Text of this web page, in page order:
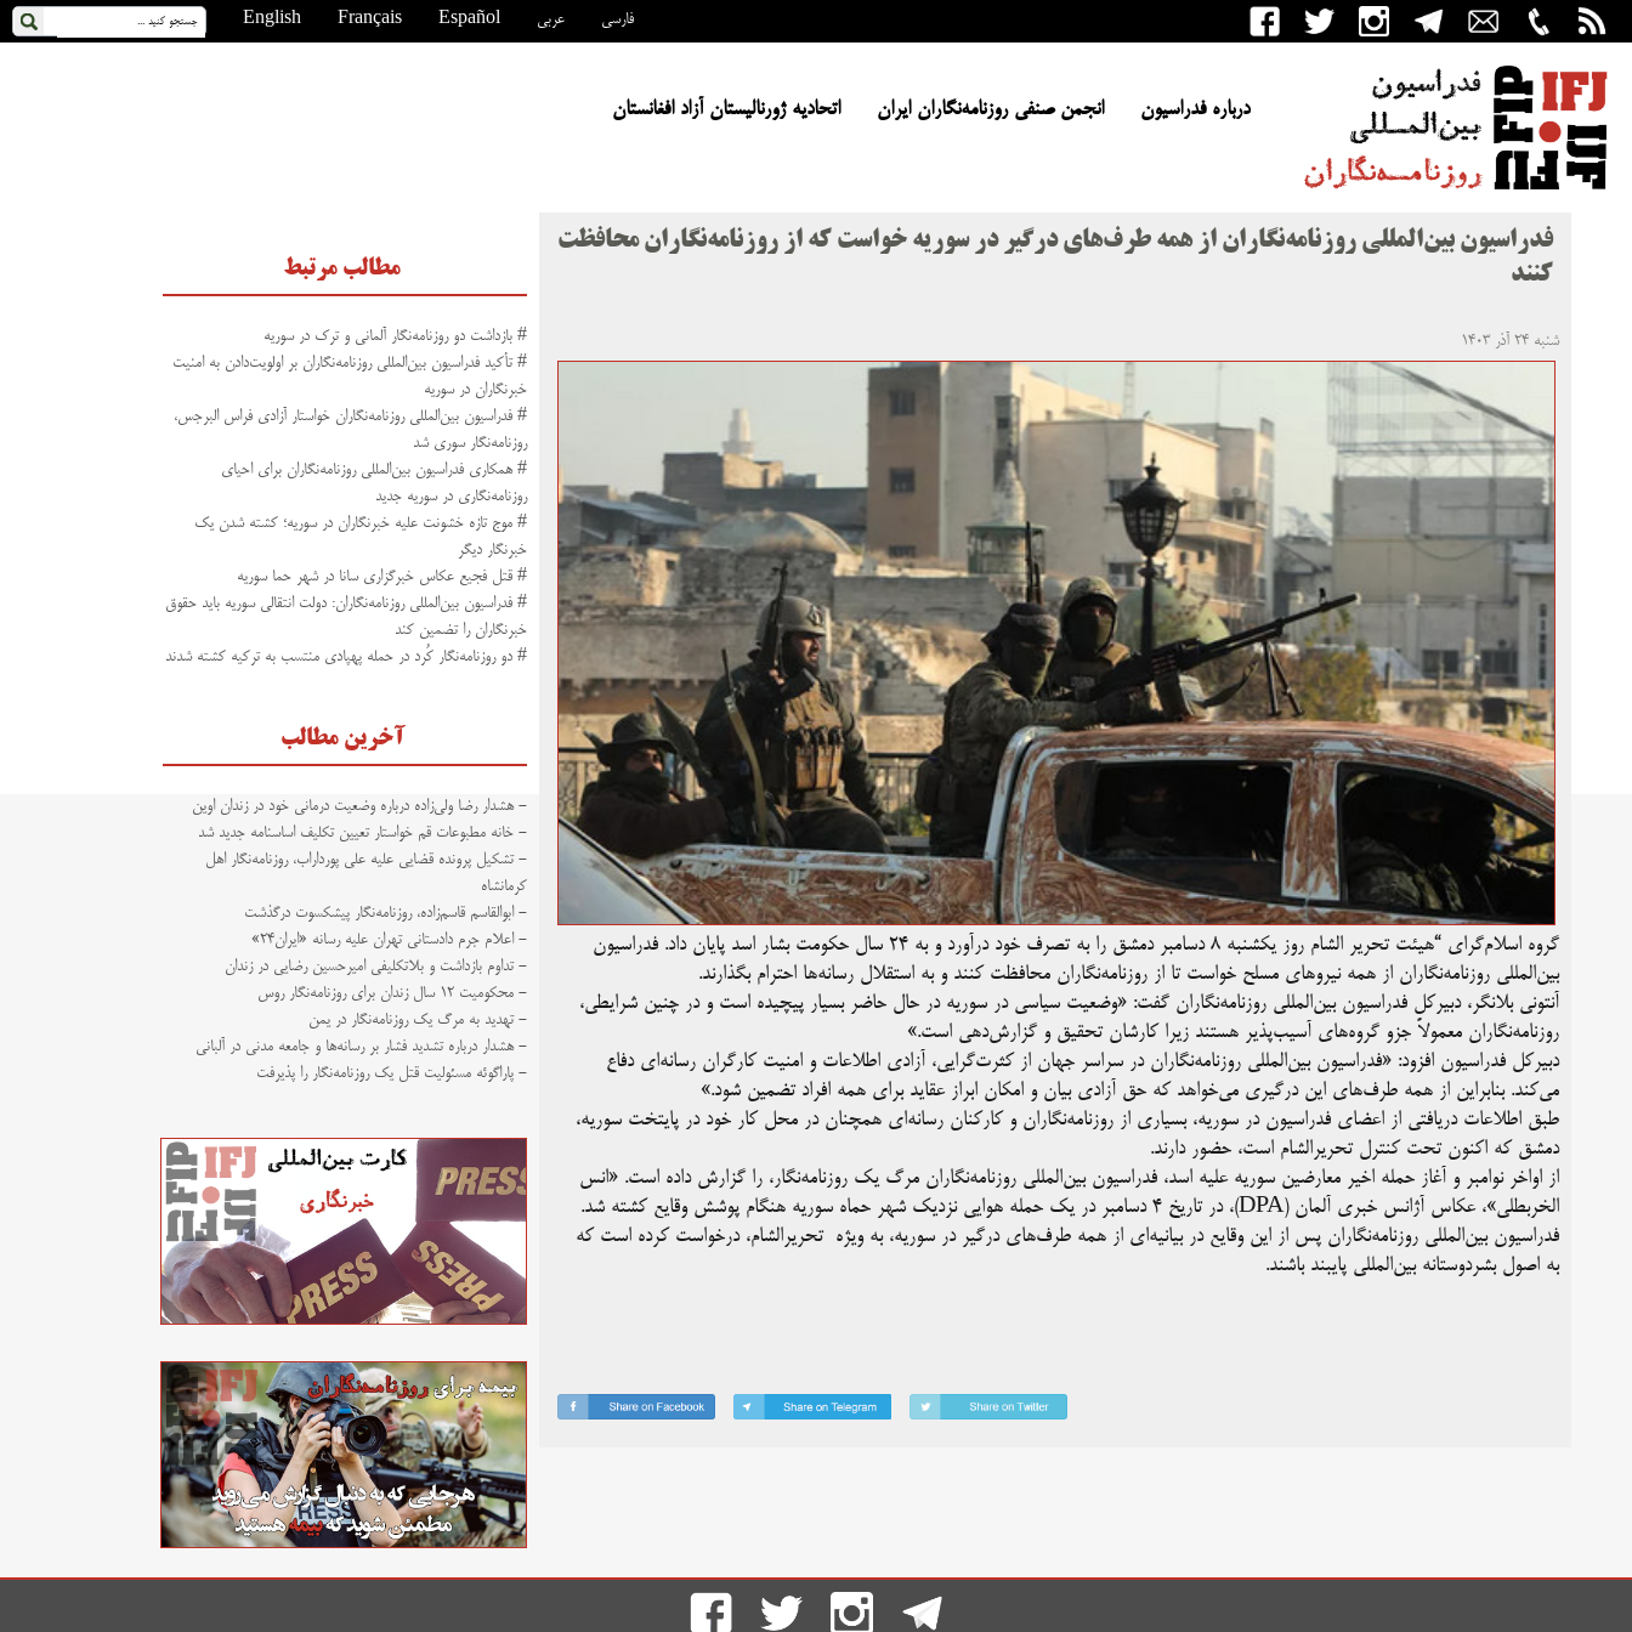
English Français Español عربی فارسی
درباره فدراسیون انجمن صنفی روزنامه‌نگاران ایران اتحادیه ژورنالیستان آزاد افغانستان
فدراسیون بین‌المللی روزنامه‌نگاران از همه طرف‌های درگیر در سوریه خواست که از روزنامه‌نگاران محافظت
کنند
شنبه ۲۴ آذر ۱۴۰۳
گروه اسلام‌گرای “هیئت تحریر الشام روز یکشنبه ۸ دسامبر دمشق را به تصرف خود درآورد و به ۲۴ سال حکومت بشار اسد پایان داد. فدراسیون
بین‌المللی روزنامه‌نگاران از همه نیروهای مسلح خواست تا از روزنامه‌نگاران محافظت کنند و به استقلال رسانه‌ها احترام بگذارند.
آنتونی بلانگر، دبیرکل فدراسیون بین‌المللی روزنامه‌نگاران گفت: «وضعیت سیاسی در سوریه در حال حاضر بسیار پیچیده است و در چنین شرایطی،
روزنامه‌نگاران معمولاً جزو گروه‌های آسیب‌پذیر هستند زیرا کارشان تحقیق و گزارش‌دهی است.»
دبیرکل فدراسیون افزود: «فدراسیون بین‌المللی روزنامه‌نگاران در سراسر جهان از کثرت‌گرایی، آزادی اطلاعات و امنیت کارگران رسانه‌ای دفاع
می‌کند. بنابراین از همه طرف‌های این درگیری می‌خواهد که حق آزادی بیان و امکان ابراز عقاید برای همه افراد تضمین شود.»
طبق اطلاعات دریافتی از اعضای فدراسیون در سوریه، بسیاری از روزنامه‌نگاران و کارکنان رسانه‌ای همچنان در محل کار خود در پایتخت سوریه،
دمشق که اکنون تحت کنترل تحریرالشام است، حضور دارند.
از اواخر نوامبر و آغاز حمله اخیر معارضین سوریه علیه اسد، فدراسیون بین‌المللی روزنامه‌نگاران مرگ یک روزنامه‌نگار، را گزارش داده است. «انس
الخربطلی»، عکاس آژانس خبری آلمان (DPA)، در تاریخ ۴ دسامبر در یک حمله هوایی نزدیک شهر حماه سوریه هنگام پوشش وقایع کشته شد.
فدراسیون بین‌المللی روزنامه‌نگاران پس از این وقایع در بیانیه‌ای از همه طرف‌های درگیر در سوریه، به ویژه تحریرالشام، درخواست کرده است که
به اصول بشردوستانه بین‌المللی پایبند باشند.
مطالب مرتبط
# بازداشت دو روزنامه‌نگار آلمانی و ترک در سوریه
# تأکید فدراسیون بین‌المللی روزنامه‌نگاران بر اولویت‌دادن به امنیت
خبرنگاران در سوریه
# فدراسیون بین‌المللی روزنامه‌نگاران خواستار آزادی فراس البرجس،
روزنامه‌نگار سوری شد
# همکاری فدراسیون بین‌المللی روزنامه‌نگاران برای احیای
روزنامه‌نگاری در سوریه جدید
# موج تازه خشونت علیه خبرنگاران در سوریه؛ کشته شدن یک
خبرنگار دیگر
# قتل فجیع عکاس خبرگزاری سانا در شهر حما سوریه
# فدراسیون بین‌المللی روزنامه‌نگاران: دولت انتقالی سوریه باید حقوق
خبرنگاران را تضمین کند
# دو روزنامه‌نگار کُرد در حمله پهپادی منتسب به ترکیه کشته شدند
آخرین مطالب
- هشدار رضا ولی‌زاده درباره وضعیت درمانی خود در زندان اوین
- خانه مطبوعات قم خواستار تعیین تکلیف اساسنامه جدید شد
- تشکیل پرونده قضایی علیه علی پورداراب، روزنامه‌نگار اهل
کرمانشاه
- ابوالقاسم قاسم‌زاده، روزنامه‌نگار پیشکسوت درگذشت
- اعلام جرم دادستانی تهران علیه رسانه «ایران۲۴»
- تداوم بازداشت و بلاتکلیفی امیرحسین رضایی در زندان
- محکومیت ۱۲ سال زندان برای روزنامه‌نگار روس
- تهدید به مرگ یک روزنامه‌نگار در یمن
- هشدار درباره تشدید فشار بر رسانه‌ها و جامعه مدنی در آلبانی
- پاراگوئه مسئولیت قتل یک روزنامه‌نگار را پذیرفت